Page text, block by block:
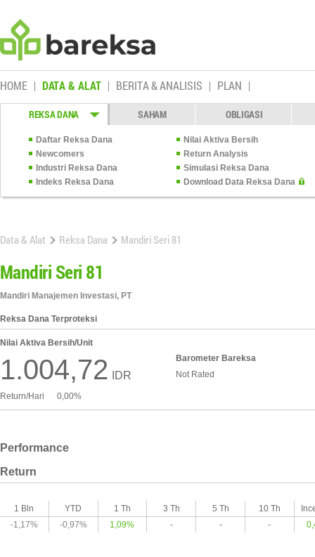
HOME DATA & ALAT BERITA & ANALISIS PLAN
REKSA DANA SAHAM OBLIGASI
Daftar Reksa Dana
Nilai Aktiva Bersih
Newcomers
Return Analysis
Industri Reksa Dana
Simulasi Reksa Dana
Indeks Reksa Dana
Download Data Reksa Dana
Data & Alat Reksa Dana Mandiri Seri 81
Mandiri Seri 81
Mandiri Manajemen Investasi, PT
Reksa Dana Terproteksi
Nilai Aktiva Bersih/Unit
1.004,72 IDR
Barometer Bareksa
Not Rated
Return/Hari 0,00%
Performance
Return
1 Bln YTD 1 Th 3 Th 5 Th 10 Th
-1,17%
-0,97% 1,09% - - -